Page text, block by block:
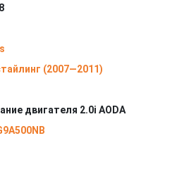
(2007—2011)
двигателя 2.0i AODA